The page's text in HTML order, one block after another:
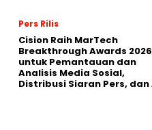
Pers Rilis
Cision Raih MarTech
Breakthrough Awards 2026
untuk Pemantauan dan
Analisis Media Sosial,
Distribusi Siaran Pers, dan